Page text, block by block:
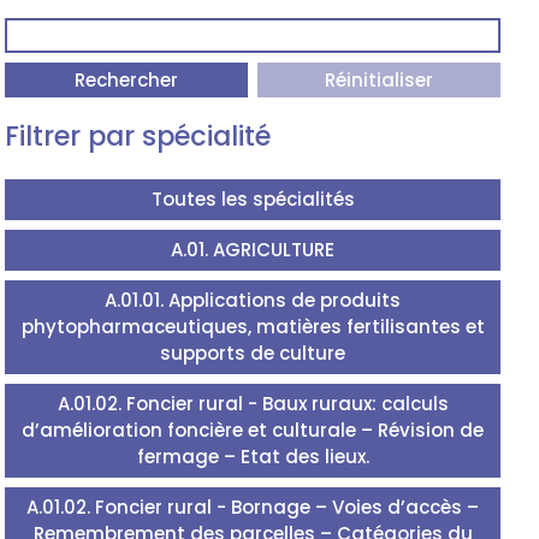
Rechercher Réinitialiser
Filtrer par spécialité
Toutes les spécialités
A.01. AGRICULTURE
A.01.01. Applications de produits
phytopharmaceutiques, matières fertilisantes et
supports de culture
A.01.02. Foncier rural - Baux ruraux: calculs
d’amélioration foncière et culturale – Révision de
fermage – Etat des lieux.
A.01.02. Foncier rural - Bornage – Voies d’accès –
Remembrement des parcelles – Catégories du